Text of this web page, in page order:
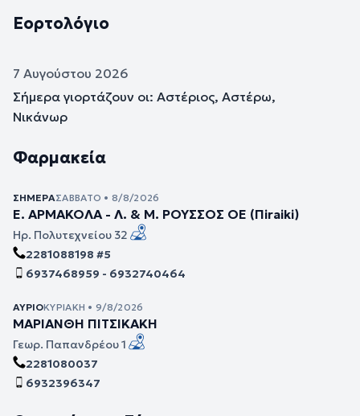
Εορτολόγιο
7 Αυγούστου 2026
Σήμερα γιορτάζουν οι: Αστέριος, Αστέρω,
Νικάνωρ
Φαρμακεία
ΣΉΜΕΡΑΣΆΒΒΑΤΟ • 8/8/2026
Ε. ΑΡΜΑΚΟΛΑ - Λ. & Μ. ΡΟΥΣΣΟΣ ΟΕ (Πiraiki)
Ηρ. Πολυτεχνείου 32
2281088198 #5
6937468959 - 6932740464
ΑΎΡΙΟΚΥΡΙΑΚΉ • 9/8/2026
ΜΑΡΙΑΝΘΗ ΠΙΤΣΙΚΑΚΗ
Γεωρ. Παπανδρέου 1
2281080037
6932396347